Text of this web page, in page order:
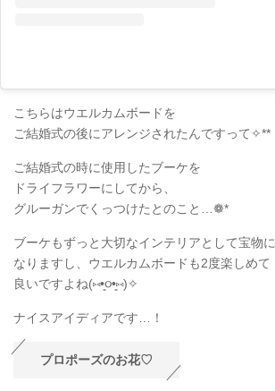
こちらはウエルカムボードを
ご結婚式の後にアレンジされたんですって✧**
ご結婚式の時に使用したブーケを
ドライフラワーにしてから、
グルーガンでくっつけたとのこと…❁*
ブーケもずっと大切なインテリアとして宝物に
なりますし、ウエルカムボードも2度楽しめて
良いですよね(⑅•͈૦•͈⑅)✧
ナイスアイディアです…！
プロポーズのお花♡